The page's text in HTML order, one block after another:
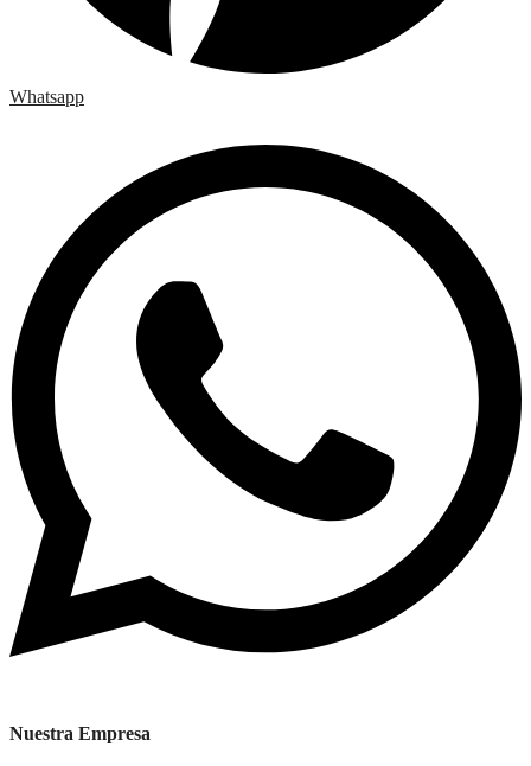
Whatsapp
Nuestra Empresa